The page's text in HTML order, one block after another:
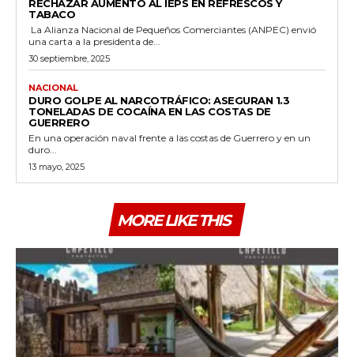
RECHAZAR AUMENTO AL IEPS EN REFRESCOS Y
TABACO
La Alianza Nacional de Pequeños Comerciantes (ANPEC) envió
una carta a la presidenta de...
30 septiembre, 2025
NACIONAL
DURO GOLPE AL NARCOTRÁFICO: ASEGURAN 1.3
TONELADAS DE COCAÍNA EN LAS COSTAS DE
GUERRERO
En una operación naval frente a las costas de Guerrero y en un
duro...
13 mayo, 2025
MORE LIKE THIS